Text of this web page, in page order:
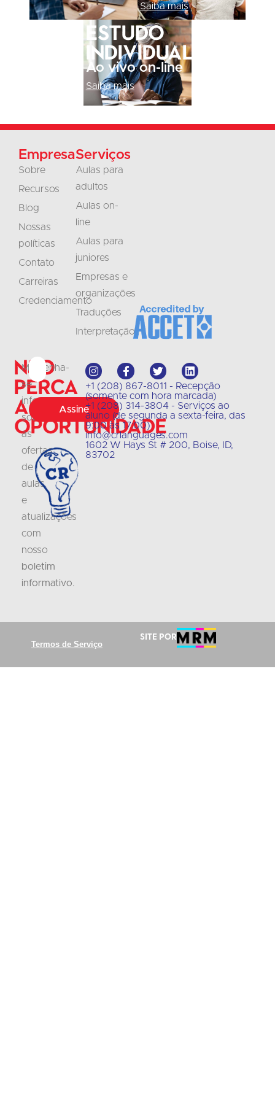
Saiba mais
Estudo
individual
Ao vivo on-line
Saiba mais
Não
perca
a
oportunidade
Mantenha-
se
informado
sobre
as
ofertas
de
aulas
e
atualizações
com
nosso
boletim
informativo.
Assine
+1 (208) 867-8011 - Recepção
(somente com hora marcada)
+1 (208) 314-3804 - Serviços ao
aluno (de segunda a sexta-feira, das
9:00 às 17:00)
info@crlanguages.com
1602 W Hays St # 200, Boise, ID,
83702
Empresa
Sobre
Recursos
Blog
Nossas
políticas
Contato
Carreiras
Credenciamento
Serviços
Aulas para
adultos
Aulas on-
line
Aulas para
juniores
Empresas e
organizações
Traduções
Interpretação
Termos de Serviço
Site por